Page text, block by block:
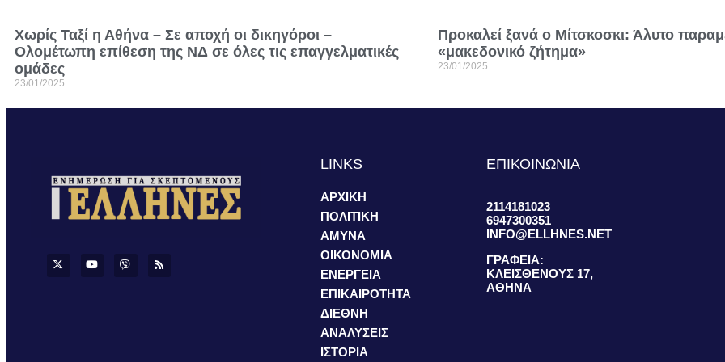
Χωρίς Ταξί η Αθήνα – Σε αποχή οι δικηγόροι –
Ολομέτωπη επίθεση της ΝΔ σε όλες τις επαγγελματικές
ομάδες
23/01/2025
Προκαλεί ξανά ο Μίτσκοσκι: Άλυτο
«μακεδονικό ζήτημα»
23/01/2025
LINKS
ΑΡΧΙΚΗ
ΠΟΛΙΤΙΚΗ
ΑΜΥΝΑ
ΟΙΚΟΝΟΜΙΑ
ΕΝΕΡΓΕΙΑ
ΕΠΙΚΑΙΡΟΤΗΤΑ
ΔΙΕΘΝΗ
ΑΝΑΛΥΣΕΙΣ
ΙΣΤΟΡΙΑ
ΕΠΙΚΟΙΝΩΝΙΑ
2114181023
6947300351
INFO@ELLHNES.NET
ΓΡΑΦΕΙΑ:
ΚΛΕΙΣΘΕΝΟΥΣ 17,
ΑΘΗΝΑ